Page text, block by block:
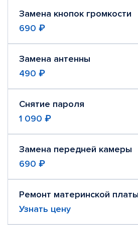
Замена кнопок громкости
690 ₽
Замена антенны
490 ₽
Снятие пароля
1 090 ₽
Замена передней камеры
690 ₽
Ремонт материнской платы
Узнать цену